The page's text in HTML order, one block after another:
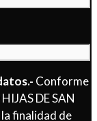
Conforme
DE SAN
finalidad de